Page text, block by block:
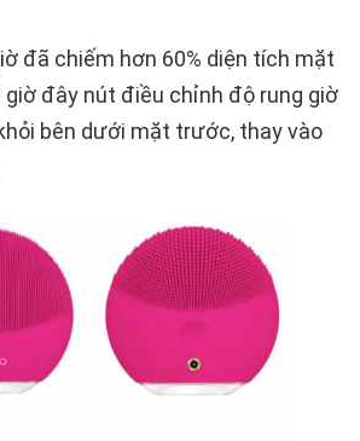
đã chiếm hơn 60% diện tích mặt
đây nút điều chỉnh độ rung giờ
bên dưới mặt trước, thay vào